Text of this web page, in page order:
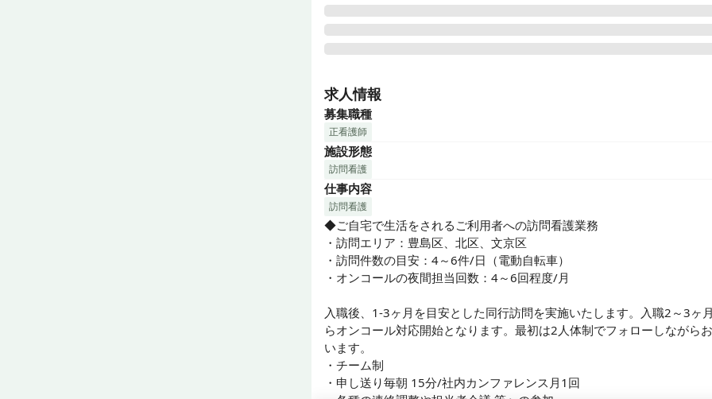
「コモド」に込められた想い
『COMODO（コモド）』とは、イタリアの音楽用語で「心地よい」「快
な」「テンポの良いリズムで」といった意味を持ち、 私たちの関わるす
の人に、このような日々を過ごして頂きたいといった想いが込められて
す。
利用者さま増加により、一緒に働いてくれる訪問看護師を募集いたしま
求人情報
募集職種
正看護師
施設形態
訪問看護
仕事内容
訪問看護
◆ご自宅で生活をされるご利用者への訪問看護業務
・訪問エリア：豊島区、北区、文京区
・訪問件数の目安：4～6件/日（電動自転車）
・オンコールの夜間担当回数：4～6回程度/月
入職後、1-3ヶ月を目安とした同行訪問を実施いたします。入職2～3ヶ
らオンコール対応開始となります。最初は2人体制でフォローしながら
います。
・チーム制
・申し送り毎朝 15分/社内カンファレンス月1回